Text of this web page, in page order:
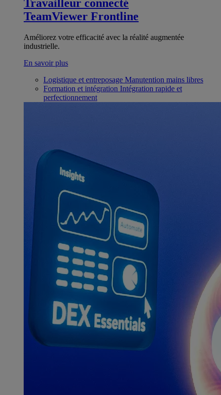
Travailleur connecté
TeamViewer Frontline
Améliorez votre efficacité avec la réalité augmentée
industrielle.
En savoir plus
Logistique et entreposage Manutention mains libres
Formation et intégration Intégration rapide et
perfectionnement